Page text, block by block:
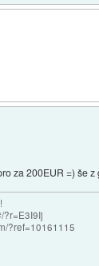
za 200EUR =) še z
?r=E3I9Ij
?ref=10161115